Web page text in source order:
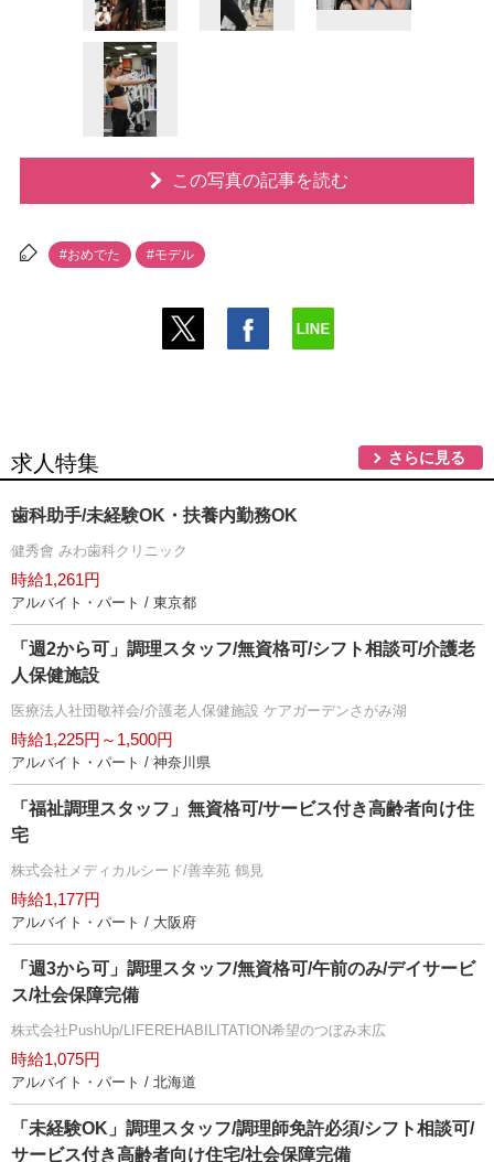
この写真の記事を読む
#おめでた #モデル
求人特集 さらに見る
歯科助手/未経験OK・扶養内勤務OK
健秀會 みわ歯科クリニック
時給1,261円
アルバイト・パート / 東京都
「週2から可」調理スタッフ/無資格可/シフト相談可/介護老
人保健施設
医療法人社団敬祥会/介護老人保健施設 ケアガーデンさがみ湖
時給1,225円～1,500円
アルバイト・パート / 神奈川県
「福祉調理スタッフ」無資格可/サービス付き高齢者向け住
宅
株式会社メディカルシード/善幸苑 鶴見
時給1,177円
アルバイト・パート / 大阪府
「週3から可」調理スタッフ/無資格可/午前のみ/デイサービ
ス/社会保障完備
株式会社PushUp/LIFEREHABILITATION希望のつぼみ末広
時給1,075円
アルバイト・パート / 北海道
「未経験OK」調理スタッフ/調理師免許必須/シフト相談可/
サービス付き高齢者向け住宅/社会保障完備